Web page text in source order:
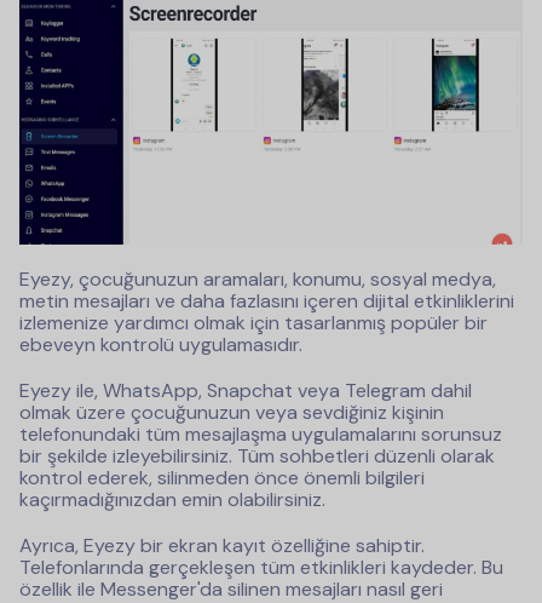
Eyezy, çocuğunuzun aramaları, konumu, sosyal medya,
metin mesajları ve daha fazlasını içeren dijital etkinliklerini
izlemenize yardımcı olmak için tasarlanmış popüler bir
ebeveyn kontrolü uygulamasıdır.
Eyezy ile, WhatsApp, Snapchat veya Telegram dahil
olmak üzere çocuğunuzun veya sevdiğiniz kişinin
telefonundaki tüm mesajlaşma uygulamalarını sorunsuz
bir şekilde izleyebilirsiniz. Tüm sohbetleri düzenli olarak
kontrol ederek, silinmeden önce önemli bilgileri
kaçırmadığınızdan emin olabilirsiniz.
Ayrıca, Eyezy bir ekran kayıt özelliğine sahiptir.
Telefonlarında gerçekleşen tüm etkinlikleri kaydeder. Bu
özellik ile Messenger'da silinen mesajları nasıl geri